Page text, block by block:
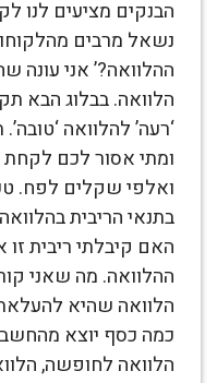
הבנקים מציעים לנו
נשאל מרבים
ההלוואה?’ אני עונה
הלוואה. בבלוג הבא
‘רעה’ להלוואה
ומתי אסור לכם
ואלפי שקלים לפח.
בתנאי הריבית
האם קיבלתי ריבית
ההלוואה. מה שאני
הלוואה שהיא
כמה כסף יוצא
הלוואה לחופשה,